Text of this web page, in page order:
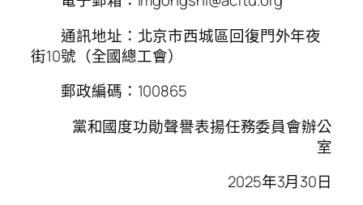
通訊地址：北京市西城區回復門外年夜
街10號（全國總工會）
郵政編碼：100865
黨和國度功勛聲譽表揚任務委員會辦公
室
2025年3月30日